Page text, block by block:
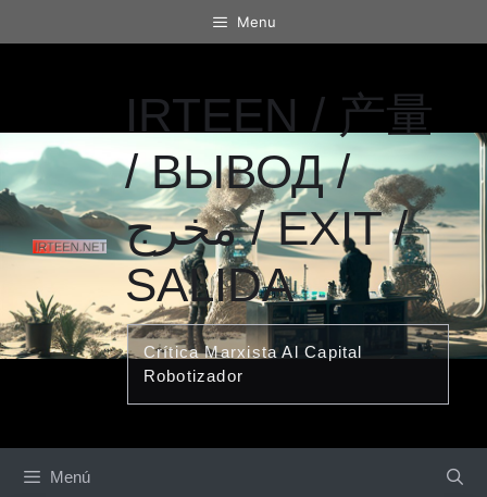
al
Menu
IRTEEN / 产量
/ ВЫВОД /
مخرج / EXIT /
SALIDA
Crítica Marxista Al Capital
Robotizador
Menú